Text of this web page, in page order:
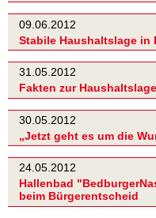
09.06.2012
Stabile Haushaltslage in
31.05.2012
Fakten zur
30.05.2012
„Jetzt geht es um die
24.05.2012
Hallenbad
beim Bürgerentscheid